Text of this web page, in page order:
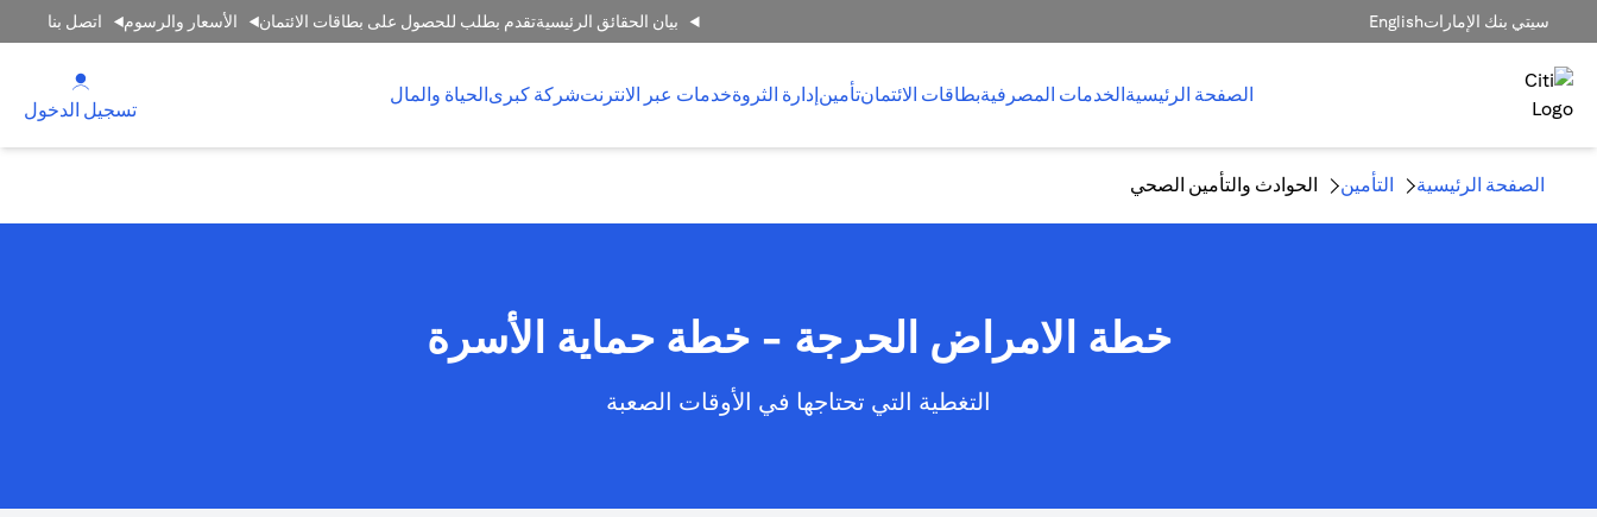
سيتي بنك الإماراتEnglish بيان الحقائق الرئيسيةتقدم بطلب للحصول على بطاقات الائتمان الأسعار والرسوم اتصل بنا
الصفحة الرئيسيةالخدمات المصرفيةبطاقات الائتمانتأمينإدارة الثروةخدمات عبر الانترنتشركة كبرىالحياة والمال
تسجيل الدخول
الصفحة الرئيسية التأمين الحوادث والتأمين الصحي
خطة الامراض الحرجة - خطة حماية الأسرة
التغطية التي تحتاجها في الأوقات الصعبة